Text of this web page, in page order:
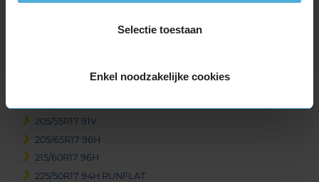
Selectie toestaan
Enkel noodzakelijke cookies
205/50R17 93H EXTRALOAD RUNFLAT
205/55R17 91V
205/65R17 96H
215/60R17 96H
225/50R17 94H RUNFLAT